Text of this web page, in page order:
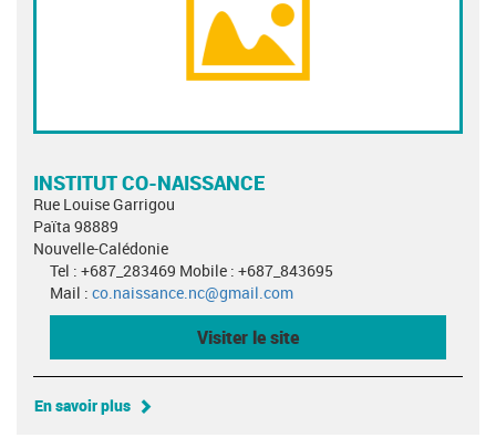
INSTITUT CO-NAISSANCE
Rue Louise Garrigou
Païta 98889
Nouvelle-Calédonie
Tel : +687_283469 Mobile : +687_843695
Mail : co.naissance.nc@gmail.com
Visiter le site
En savoir plus